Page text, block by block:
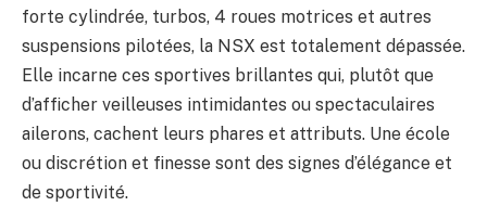
forte cylindrée, turbos, 4 roues motrices et autres
suspensions pilotées, la NSX est totalement dépassée.
Elle incarne ces sportives brillantes qui, plutôt que
d’afficher veilleuses intimidantes ou spectaculaires
ailerons, cachent leurs phares et attributs. Une école
ou discrétion et finesse sont des signes d’élégance et
de sportivité.